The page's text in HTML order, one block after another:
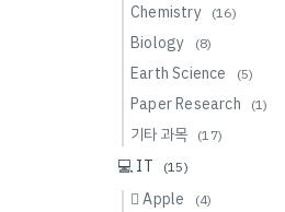
Chemistry (16)
Biology (8)
Earth Science (5)
Paper Research (1)
기타 과목 (17)
💻 IT (15)
 Apple (4)